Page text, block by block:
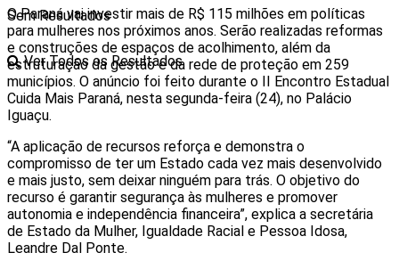
Sem Resultados
Ver Todos os Resultados
O Paraná vai investir mais de R$ 115 milhões em políticas
para mulheres nos próximos anos. Serão realizadas reformas
e construções de espaços de acolhimento, além da
estruturação da gestão e da rede de proteção em 259
municípios. O anúncio foi feito durante o II Encontro Estadual
Cuida Mais Paraná, nesta segunda-feira (24), no Palácio
Iguaçu.
“A aplicação de recursos reforça e demonstra o
compromisso de ter um Estado cada vez mais desenvolvido
e mais justo, sem deixar ninguém para trás. O objetivo do
recurso é garantir segurança às mulheres e promover
autonomia e independência financeira”, explica a secretária
de Estado da Mulher, Igualdade Racial e Pessoa Idosa,
Leandre Dal Ponte.